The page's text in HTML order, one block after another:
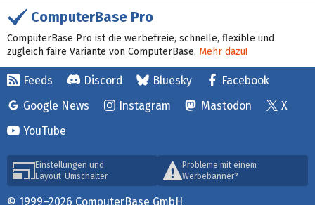
ComputerBase Pro
ComputerBase Pro ist die werbefreie, schnelle, flexible und
zugleich faire Variante von ComputerBase. Mehr dazu!
Feeds Discord Bluesky
Facebook
Google News
Instagram Mastodon
X
YouTube
Einstellungen und
Layout-Umschalter
Probleme mit einem
Werbebanner?
© 1999–2026 ComputerBase GmbH